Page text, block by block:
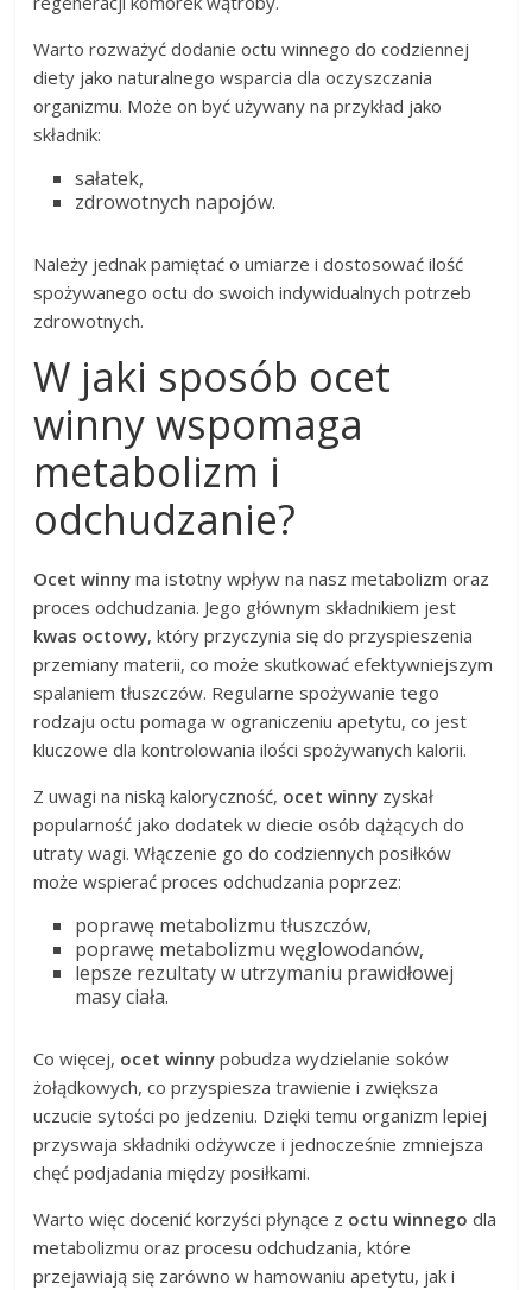
Warto rozważyć dodanie octu winnego do codziennej
diety jako naturalnego wsparcia dla oczyszczania
organizmu. Może on być używany na przykład jako
składnik:
sałatek,
zdrowotnych napojów.
Należy jednak pamiętać o umiarze i dostosować ilość
spożywanego octu do swoich indywidualnych potrzeb
zdrowotnych.
W jaki sposób ocet
winny wspomaga
metabolizm i
odchudzanie?
Ocet winny ma istotny wpływ na nasz metabolizm oraz
proces odchudzania. Jego głównym składnikiem jest
kwas octowy, który przyczynia się do przyspieszenia
przemiany materii, co może skutkować efektywniejszym
spalaniem tłuszczów. Regularne spożywanie tego
rodzaju octu pomaga w ograniczeniu apetytu, co jest
kluczowe dla kontrolowania ilości spożywanych kalorii.
Z uwagi na niską kaloryczność, ocet winny zyskał
popularność jako dodatek w diecie osób dążących do
utraty wagi. Włączenie go do codziennych posiłków
może wspierać proces odchudzania poprzez:
poprawę metabolizmu tłuszczów,
poprawę metabolizmu węglowodanów,
lepsze rezultaty w utrzymaniu prawidłowej
masy ciała.
Co więcej, ocet winny pobudza wydzielanie soków
żołądkowych, co przyspiesza trawienie i zwiększa
uczucie sytości po jedzeniu. Dzięki temu organizm lepiej
przyswaja składniki odżywcze i jednocześnie zmniejsza
chęć podjadania między posiłkami.
Warto więc docenić korzyści płynące z octu winnego dla
metabolizmu oraz procesu odchudzania, które
przejawiają się zarówno w hamowaniu apetytu, jak i